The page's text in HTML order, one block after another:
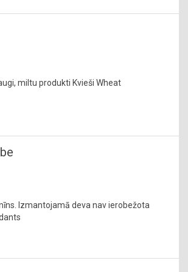
miltu produkti Kvieši Wheat
Izmantojamā deva nav ierobežota